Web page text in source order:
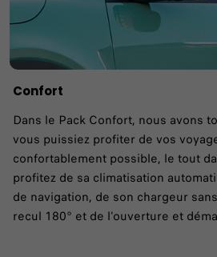
Confort
Dans le Pack Confort, nous avons
vous puissiez profiter de vos
confortablement possible, le tout
profitez de sa climatisation
de navigation, de son chargeur
recul 180° et de l'ouverture et